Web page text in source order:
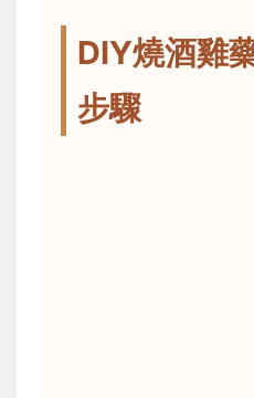
DIY燒酒雞
步驟